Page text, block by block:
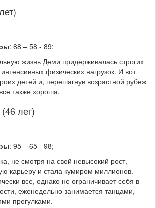
: 88 – 58 - 89;
жизнь Деми придерживалась строгих
физических нагрузок. И вот
детей и, перешагнув возрастной рубеж
также хороша.
лет)
: 95 – 65 - 98;
не смотря на свой невысокий рост,
карьеру и стала кумиром миллионов.
все, однако не ограничивает себя в
еженедельно занимается танцами,
прогулками.